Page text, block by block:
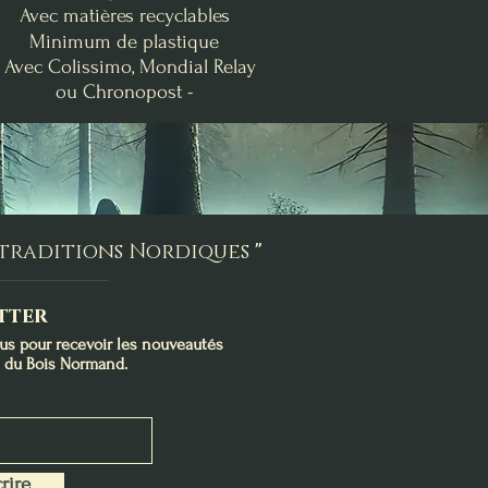
Clémentine Vanillée
Bougie de Lughnasadh
Prix
19,00 €
Ajouter au panier
Brise Fraîche
Fondants d'Intention
Purification
Poire-Freesia
Bougie Crépuscule
d'Août
Avec matières recyclables
Minimum de plastique
Colissimo, Mondial Relay
ou Chronopost -
Nordiques "
pour recevoir les nouveautés
Bois Normand.